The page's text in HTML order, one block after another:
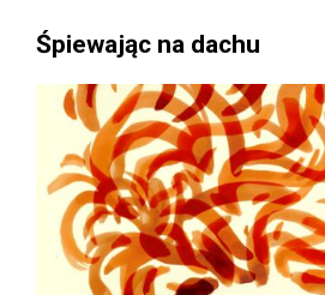
Śpiewając na dachu